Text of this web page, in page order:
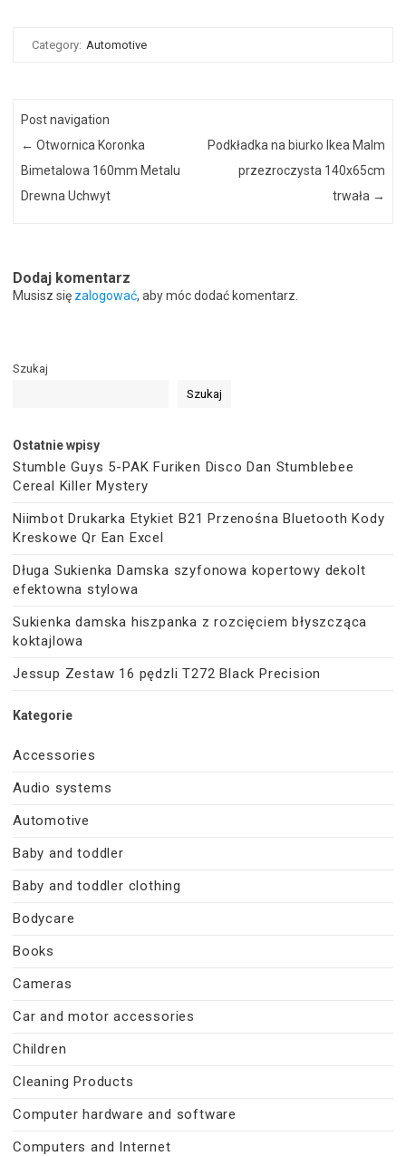
Category: Automotive
Post navigation
← Otwornica Koronka
Bimetalowa 160mm Metalu
Drewna Uchwyt
Podkładka na biurko Ikea Malm
przezroczysta 140x65cm
trwała →
Dodaj komentarz
Musisz się zalogować, aby móc dodać komentarz.
Szukaj
Szukaj
Ostatnie wpisy
Stumble Guys 5-PAK Furiken Disco Dan Stumblebee
Cereal Killer Mystery
Niimbot Drukarka Etykiet B21 Przenośna Bluetooth Kody
Kreskowe Qr Ean Excel
Długa Sukienka Damska szyfonowa kopertowy dekolt
efektowna stylowa
Sukienka damska hiszpanka z rozcięciem błyszcząca
koktajlowa
Jessup Zestaw 16 pędzli T272 Black Precision
Kategorie
Accessories
Audio systems
Automotive
Baby and toddler
Baby and toddler clothing
Bodycare
Books
Cameras
Car and motor accessories
Children
Cleaning Products
Computer hardware and software
Computers and Internet